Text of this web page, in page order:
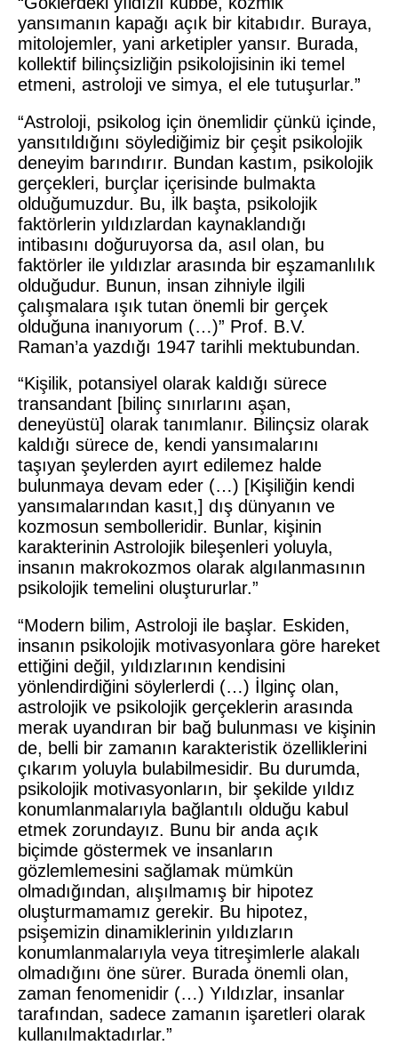
yansımanın kapağı açık bir kitabıdır. Buraya,
mitolojemler, yani arketipler yansır. Burada,
kollektif bilinçsizliğin psikolojisinin iki temel
etmeni, astroloji ve simya, el ele tutuşurlar.”
“Astroloji, psikolog için önemlidir çünkü içinde,
yansıtıldığını söylediğimiz bir çeşit psikolojik
deneyim barındırır. Bundan kastım, psikolojik
gerçekleri, burçlar içerisinde bulmakta
olduğumuzdur. Bu, ilk başta, psikolojik
faktörlerin yıldızlardan kaynaklandığı
intibasını doğuruyorsa da, asıl olan, bu
faktörler ile yıldızlar arasında bir eşzamanlılık
olduğudur. Bunun, insan zihniyle ilgili
çalışmalara ışık tutan önemli bir gerçek
olduğuna inanıyorum (…)” Prof. B.V.
Raman’a yazdığı 1947 tarihli mektubundan.
“Kişilik, potansiyel olarak kaldığı sürece
transandant [bilinç sınırlarını aşan,
deneyüstü] olarak tanımlanır. Bilinçsiz olarak
kaldığı sürece de, kendi yansımalarını
taşıyan şeylerden ayırt edilemez halde
bulunmaya devam eder (…) [Kişiliğin kendi
yansımalarından kasıt,] dış dünyanın ve
kozmosun sembolleridir. Bunlar, kişinin
karakterinin Astrolojik bileşenleri yoluyla,
insanın makrokozmos olarak algılanmasının
psikolojik temelini oluştururlar.”
“Modern bilim, Astroloji ile başlar. Eskiden,
insanın psikolojik motivasyonlara göre hareket
ettiğini değil, yıldızlarının kendisini
yönlendirdiğini söylerlerdi (…) İlginç olan,
astrolojik ve psikolojik gerçeklerin arasında
merak uyandıran bir bağ bulunması ve kişinin
de, belli bir zamanın karakteristik özelliklerini
çıkarım yoluyla bulabilmesidir. Bu durumda,
psikolojik motivasyonların, bir şekilde yıldız
konumlanmalarıyla bağlantılı olduğu kabul
etmek zorundayız. Bunu bir anda açık
biçimde göstermek ve insanların
gözlemlemesini sağlamak mümkün
olmadığından, alışılmamış bir hipotez
oluşturmamamız gerekir. Bu hipotez,
psişemizin dinamiklerinin yıldızların
konumlanmalarıyla veya titreşimlerle alakalı
olmadığını öne sürer. Burada önemli olan,
zaman fenomenidir (…) Yıldızlar, insanlar
tarafından, sadece zamanın işaretleri olarak
kullanılmaktadırlar.”